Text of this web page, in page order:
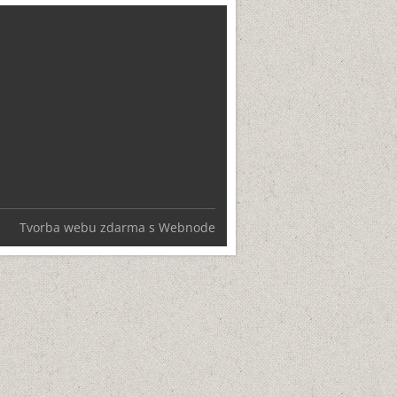
Tvorba webu zdarma s Webnode